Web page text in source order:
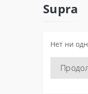
Supra
Нет ни